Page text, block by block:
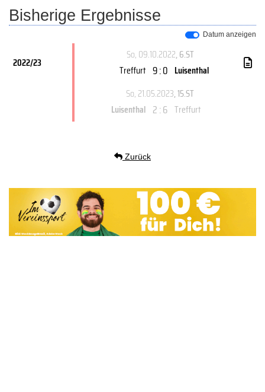
Bisherige Ergebnisse
Datum anzeigen
2022/23
So, 09.10.2022, 6.ST
Treffurt 9 : 0 Luisenthal
So, 21.05.2023, 15.ST
Luisenthal 2 : 6 Treffurt
Zurück